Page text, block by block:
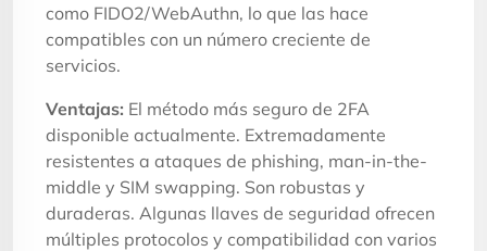
como FIDO2/WebAuthn, lo que las hace
compatibles con un número creciente de
servicios.
Ventajas: El método más seguro de 2FA
disponible actualmente. Extremadamente
resistentes a ataques de phishing, man-in-the-
middle y SIM swapping. Son robustas y
duraderas. Algunas llaves de seguridad ofrecen
múltiples protocolos y compatibilidad con varios